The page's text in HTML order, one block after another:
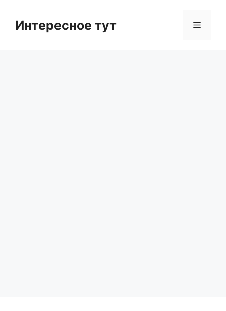
contentИнтересное тут Menu